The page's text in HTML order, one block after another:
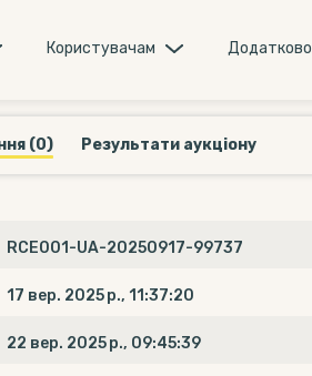
Користувачам Додатково
(0) Результати аукціону
RCE001-UA-20250917-99737
17 вер. 2025 р., 11:37:20
22 вер. 2025 р., 09:45:39